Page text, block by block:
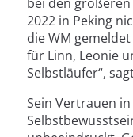
2022 in Peking
die WM
für Linn, Leonie
Selbstläufer“,
Sein Vertrauen